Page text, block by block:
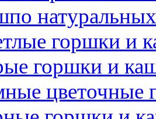
горшки и
горшки и
цветочные